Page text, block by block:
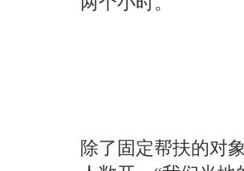
除了固定帮扶的对